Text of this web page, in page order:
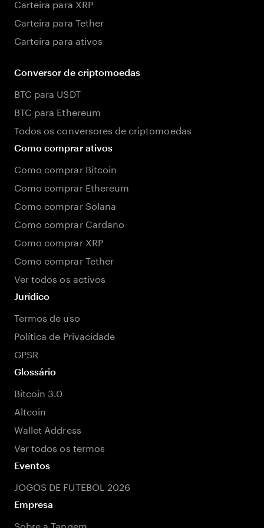
Carteira para XRP
Carteira para Tether
Carteira para ativos
Conversor de criptomoedas
BTC para USDT
BTC para Ethereum
Todos os conversores de criptomoedas
Como comprar ativos
Como comprar Bitcoin
Como comprar Ethereum
Como comprar Solana
Como comprar Cardano
Como comprar XRP
Como comprar Tether
Ver todos os activos
Jurídico
Termos de uso
Política de Privacidade
GPSR
Glossário
Bitcoin 3.0
Altcoin
Wallet Address
Ver todos os termos
Eventos
JOGOS DE FUTEBOL 2026
Empresa
Sobre a Tangem